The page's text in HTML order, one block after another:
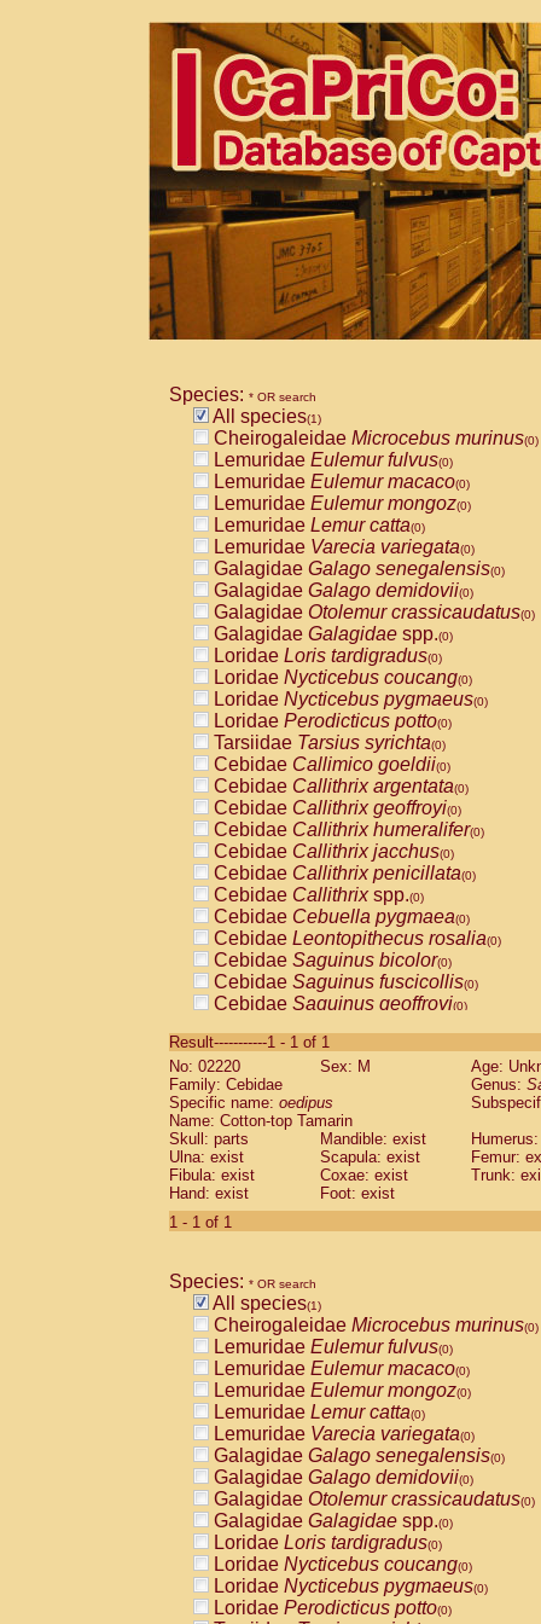
Species: * OR search
All species(1)
Cheirogaleidae Microcebus murinus(0)
Lemuridae Eulemur fulvus(0)
Lemuridae Eulemur macaco(0)
Lemuridae Eulemur mongoz(0)
Lemuridae Lemur catta(0)
Lemuridae Varecia variegata(0)
Galagidae Galago senegalensis(0)
Galagidae Galago demidovii(0)
Galagidae Otolemur crassicaudatus(0)
Galagidae Galagidae spp.(0)
Loridae Loris tardigradus(0)
Loridae Nycticebus coucang(0)
Loridae Nycticebus pygmaeus(0)
Loridae Perodicticus potto(0)
Tarsiidae Tarsius syrichta(0)
Cebidae Callimico goeldii(0)
Cebidae Callithrix argentata(0)
Cebidae Callithrix geoffroyi(0)
Cebidae Callithrix humeralifer(0)
Cebidae Callithrix jacchus(0)
Cebidae Callithrix penicillata(0)
Cebidae Callithrixspp.(0)
Cebidae Cebuella pygmaea(0)
Cebidae Leontopithecus rosalia(0)
Cebidae Saguinus bicolor(0)
Cebidae Saguinus fuscicollis(0)
Cebidae Saguinus geoffroyi(0)
CebidaeSaguinus labiatus(0)
Cebidae Saguinus leucopus (0)
Cebidae
CebidaeSaguinus mystax
Cebidae Saguinus nigricollis (0)
Cebidae Saguinus oedipus
Cebidae Saguinus weddelli
Cebidae Saguinusspp.
Cebidae
CebidaeCebus capucinus
CebidaeCebus nigrivittatus
CebidaeCebus spp.(0)
CebidaeSaimiri boliviensis(0)
CebidaeSaimiri sciureus(0)
AtelidaeAlouatta caraya(0)
AtelidaeAlouatta fusca(0)
AtelidaeAlouatta seniculus(0)
AtelidaeAlouattaspp.(0)
AtelidaeAteles belzebuth(0)
AtelidaeAteles geoffroyi(0)
AtelidaeAteles paniscus(0)
AtelidaeAtelesspp.(0)
AtelidaeLagothrix lagothricha(0)
AtelidaeLagothrix lagothricha cana
PitheciidaeCacajao calvus
Result-----------1 - 1 of 1
No: 02220
Sex: M
Age:
Family: Cebidae
Genus:
Specific name: oedipus
Name: Cotton-top Tamarin
Skull: parts
Mandible: exist
Ulna: exist
Scapula: exist
Femur:
Fibula: exist
Coxae: exist
Trunk:
Hand: exist
Foot: exist
1 - 1 of 1
Species: * OR search
All species(1)
Cheirogaleidae Microcebus murinus(0)
Lemuridae Eulemur fulvus(0)
Lemuridae Eulemur macaco(0)
Lemuridae Eulemur mongoz(0)
Lemuridae Lemur catta(0)
Lemuridae Varecia variegata(0)
Galagidae Galago senegalensis(0)
Galagidae Galago demidovii(0)
Galagidae Otolemur crassicaudatus(0)
Galagidae Galagidae spp.(0)
Loridae Loris tardigradus(0)
Loridae Nycticebus coucang(0)
Loridae Nycticebus pygmaeus(0)
Loridae Perodicticus potto(0)